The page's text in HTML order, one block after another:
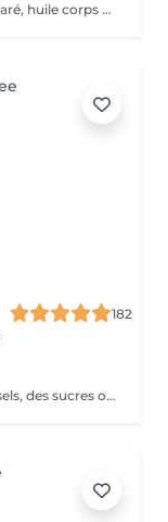
Gommage corps huile de coco et fleur de tiaré, huile corps de modelage et le lait corps sublimateur. Fragrances suaves et paradisiaque.
182
Massage doux faisant des cercles avec des sels, des sucres ou des argiles et des huiles essentielles. Parfait pour combiner avec Sauna, Hamman ou un de nos Massages.